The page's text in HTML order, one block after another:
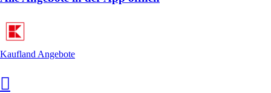
Kaufland Angebote